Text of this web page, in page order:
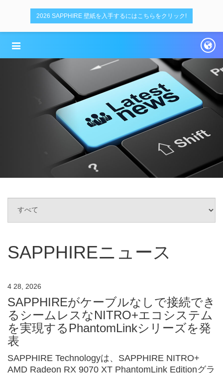
2026 SAPPHIRE 壁紙を入手するにはこちらをクリック!
SAPPHIREニュース
4 28, 2026
SAPPHIREがケーブルなしで接続でき
るシームレスなNITRO+エコシステム
を実現するPhantomLinkシリーズを発
表
SAPPHIRE Technologyは、SAPPHIRE NITRO+
AMD Radeon RX 9070 XT PhantomLink Editionグラ